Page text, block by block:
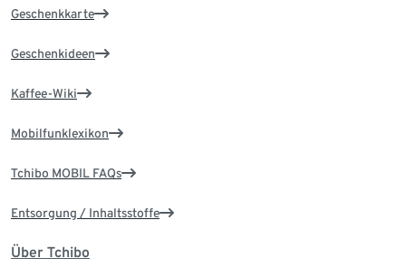
Geschenkkarte
Geschenkideen
Kaffee-Wiki
Mobilfunklexikon
Tchibo MOBIL FAQs
Entsorgung / Inhaltsstoffe
Über Tchibo